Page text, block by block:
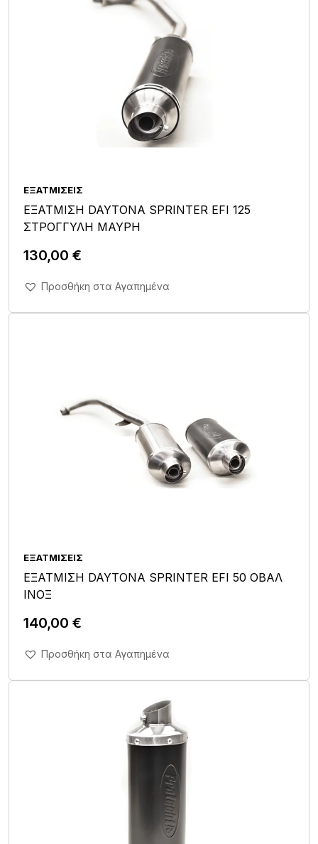
ΕΞΑΤΜΊΣΕΙΣ
ΕΞΑΤΜΙΣΗ DAYTONA SPRINTER EFI 125
ΣΤΡΟΓΓΥΛΗ ΜΑΥΡΗ
130,00 €
Άμεση Αγορά Σε 1'
Προσθήκη στα Αγαπημένα
ΕΞΑΤΜΊΣΕΙΣ
ΕΞΑΤΜΙΣΗ DAYTONA SPRINTER EFI 50 ΟΒΑΛ
ΙΝΟΞ
140,00 €
Άμεση Αγορά Σε 1'
Προσθήκη στα Αγαπημένα